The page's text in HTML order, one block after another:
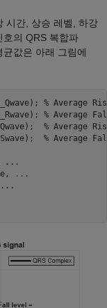
시간, 상승 레벨, 하강
호의 QRS 복합파
값은 아래 그림에
% Average
% Average
% Average
% Average
...
...
...